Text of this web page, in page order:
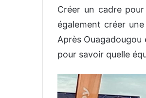
Créer un cadre
également créer
Après
pour savoir quelle